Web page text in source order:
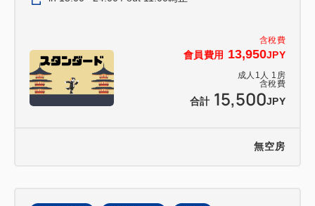
含稅費
會員費用 13,950JPY
成人 1 人 1 房
含稅費
合計 15,500JPY
無空房